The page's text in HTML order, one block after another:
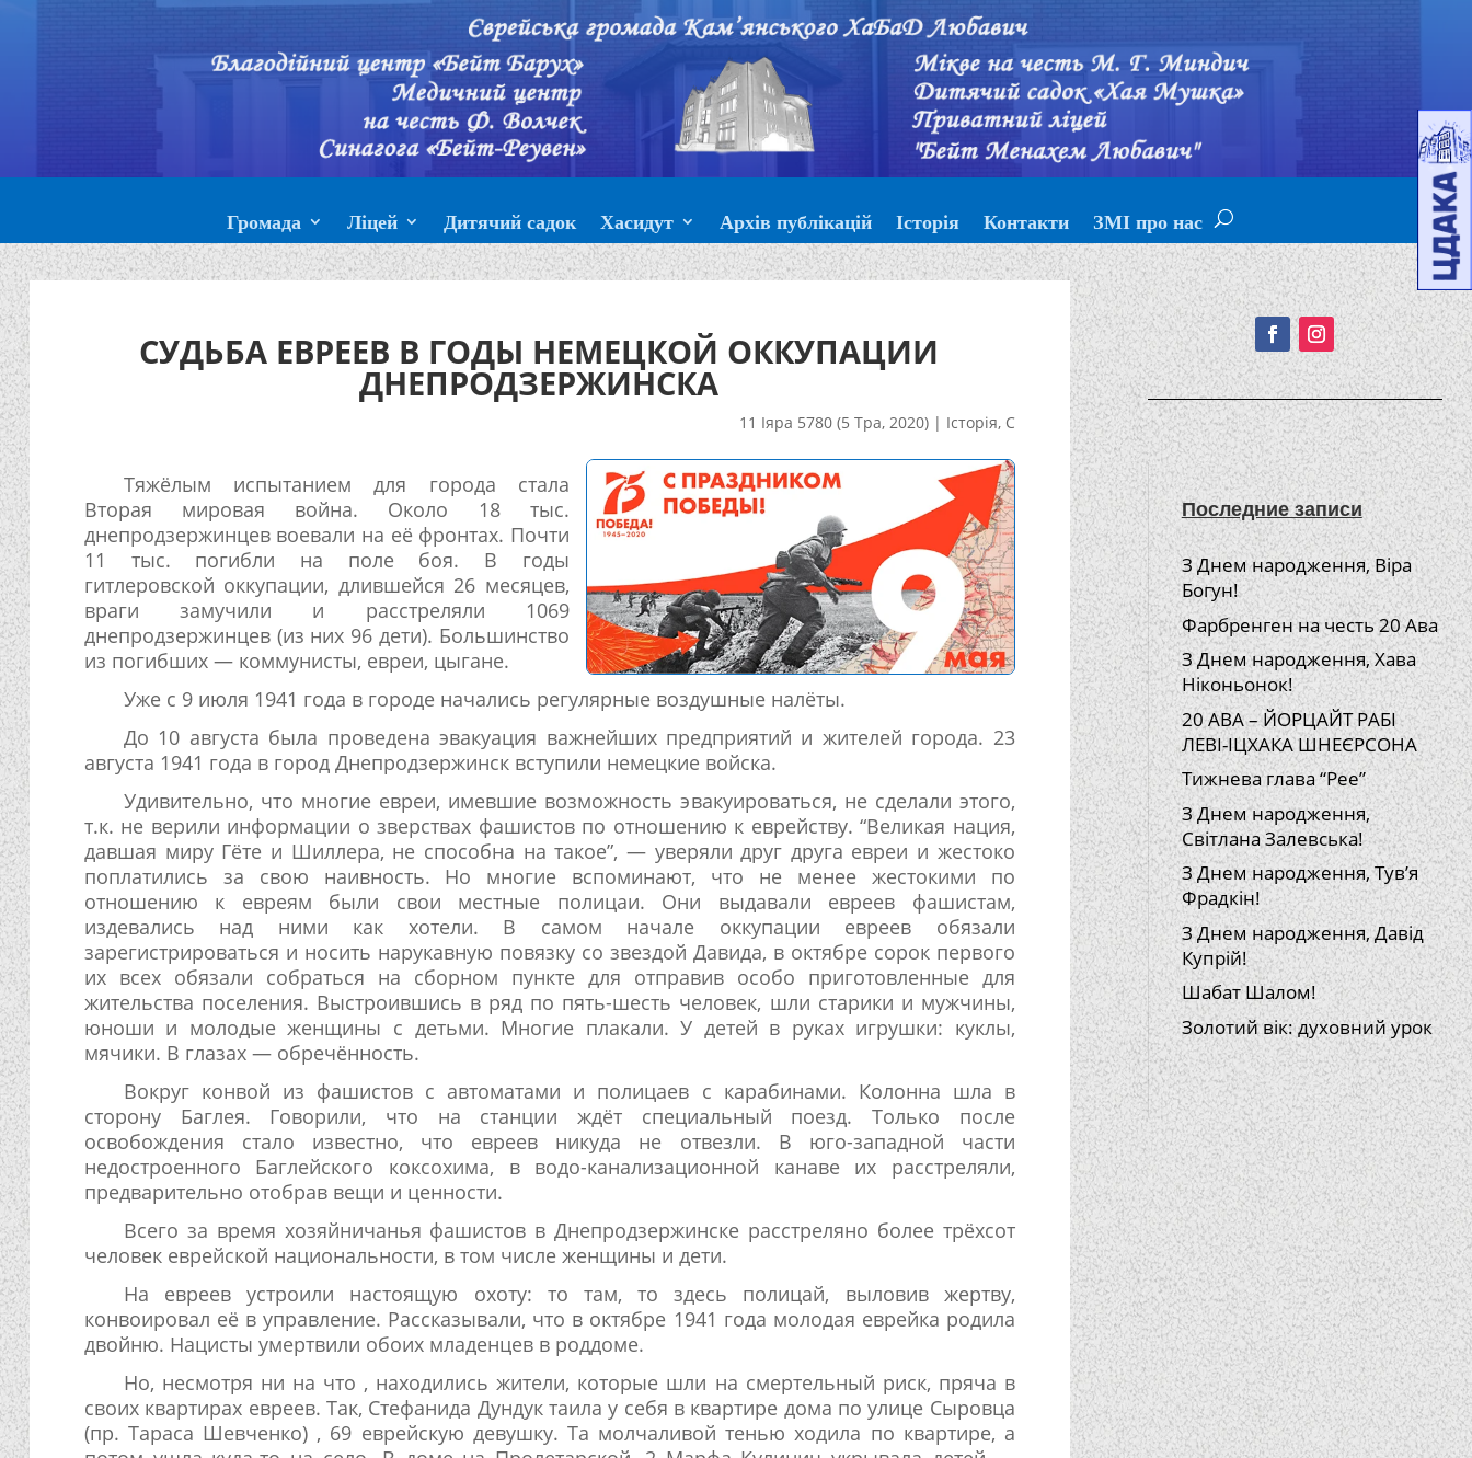
Громада Ліцей Дитячий садок Хасидут Архів публікацій Історія Контакти ЗМІ про нас
СУДЬБА ЕВРЕЕВ В ГОДЫ НЕМЕЦКОЙ ОККУПАЦИИ
ДНЕПРОДЗЕРЖИНСКА
11 Іяра 5780 (5 Тра, 2020)| Історія, С
Тяжёлым испытанием для города стала
Вторая мировая война. Около 18 тыс.
днепродзержинцев воевали на её фронтах. Почти
11 тыс. погибли на поле боя. В годы
гитлеровской оккупации, длившейся 26 месяцев,
враги замучили и расстреляли 1069
днепродзержинцев (из них 96 дети). Большинство
из погибших — коммунисты, евреи, цыгане.
Уже с 9 июля 1941 года в городе начались регулярные воздушные налёты.
До 10 августа была проведена эвакуация важнейших предприятий и жителей города. 23
августа 1941 года в город Днепродзержинск вступили немецкие войска.
Удивительно, что многие евреи, имевшие возможность эвакуироваться, не сделали этого,
т.к. не верили информации о зверствах фашистов по отношению к еврейству. “Великая нация,
давшая миру Гёте и Шиллера, не способна на такое”, — уверяли друг друга евреи и жестоко
поплатились за свою наивность. Но многие вспоминают, что не менее жестокими по
отношению к евреям были свои местные полицаи. Они выдавали евреев фашистам,
издевались над ними как хотели. В самом начале оккупации евреев обязали
зарегистрироваться и носить нарукавную повязку со звездой Давида, в октябре сорок первого
их всех обязали собраться на сборном пункте для отправив особо приготовленные для
жительства поселения. Выстроившись в ряд по пять-шесть человек, шли старики и мужчины,
юноши и молодые женщины с детьми. Многие плакали. У детей в руках игрушки: куклы,
мячики. В глазах — обречённость.
Вокруг конвой из фашистов с автоматами и полицаев с карабинами. Колонна шла в
сторону Баглея. Говорили, что на станции ждёт специальный поезд. Только после
освобождения стало известно, что евреев никуда не отвезли. В юго-западной части
недостроенного Баглейского коксохима, в водо-канализационной канаве их расстреляли,
предварительно отобрав вещи и ценности.
Всего за время хозяйничанья фашистов в Днепродзержинске расстреляно более трёхсот
человек еврейской национальности, в том числе женщины и дети.
На евреев устроили настоящую охоту: то там, то здесь полицай, выловив жертву,
конвоировал её в управление. Рассказывали, что в октябре 1941 года молодая еврейка родила
двойню. Нацисты умертвили обоих младенцев в роддоме.
Но, несмотря ни на что , находились жители, которые шли на смертельный риск, пряча в
своих квартирах евреев. Так, Стефанида Дундук таила у себя в квартире дома по улице Сыровца
(пр. Тараса Шевченко) , 69 еврейскую девушку. Та молчаливой тенью ходила по квартире, а
Подписывайтесь!
Последние записи
З Днем народження, Віра
Богун!
Фарбренген на честь 20 Ава
З Днем народження, Хава
Ніконьонок!
20 АВА – ЙОРЦАЙТ РАБІ
ЛЕВІ-ІЦХАКА ШНЕЄРСОНА
Тижнева глава “Рее”
З Днем народження,
Світлана Залевська!
З Днем народження, Тув’я
Фрадкін!
З Днем народження, Давід
Купрій!
Шабат Шалом!
Золотий вік: духовний урок